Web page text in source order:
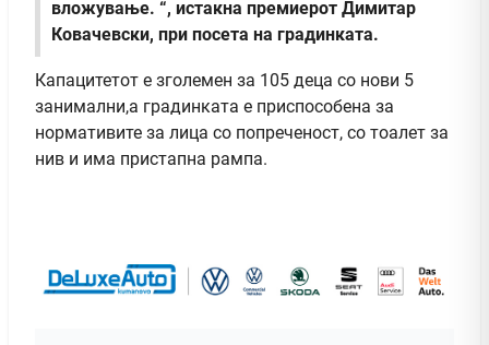
вложување. “, истакна премиерот Димитар
Ковачевски, при посета на градинката.
Капацитетот е зголемен за 105 деца со нови 5
занимални,а градинката е приспособена за
нормативите за лица со попреченост, со тоалет за
нив и има пристапна рампа.